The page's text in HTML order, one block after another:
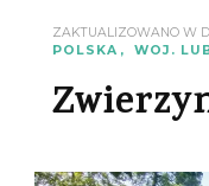
ZAKTUALIZOWANO W
POLSKA
WOJ.